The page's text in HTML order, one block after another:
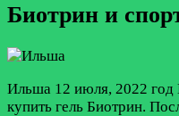
Биотрин и
Ильша 12 июля, 2022 год
купить гель Биотрин.